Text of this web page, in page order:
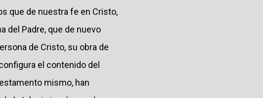
que de nuestra fe en Cristo,
del Padre, que de nuevo
de Cristo, su obra de
el contenido del
mismo, han